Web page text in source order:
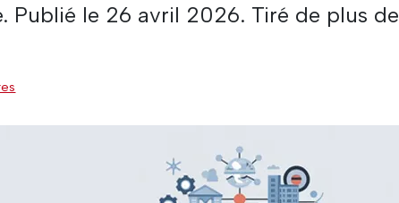
Publié le 26 avril 2026. Tiré de plus de